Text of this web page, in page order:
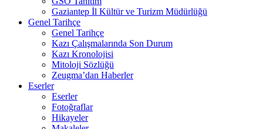
Gaziantep İl Kültür ve Turizm Müdürlüğü
Genel Tarihçe
Genel Tarihçe
Kazı Çalışmalarında Son Durum
Kazı Kronolojisi
Mitoloji Sözlüğü
Zeugma’dan Haberler
Eserler
Eserler
Fotoğraflar
Hikayeler